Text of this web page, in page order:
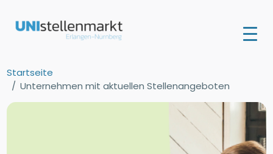
Startseite
Unternehmen mit aktuellen Stellenangeboten